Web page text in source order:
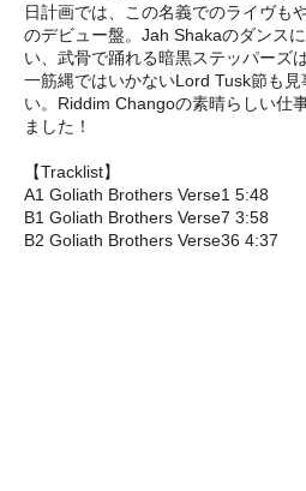
日計画では、この名義でのライヴも
のデビュー盤。Jah Shakaのダンス
い、武骨で踊れる暗黒ステッパーズ
一筋縄ではいかないLord Tusk節も
い。Riddim Changoの素晴らしい仕
ました！
【Tracklist】
A1 Goliath Brothers Verse1 5:48
B1 Goliath Brothers Verse7 3:58
B2 Goliath Brothers Verse36 4:37